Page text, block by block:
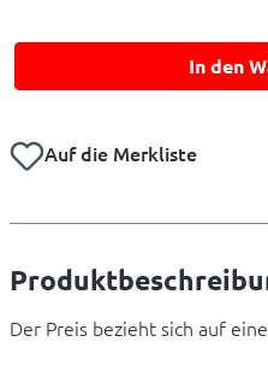
In den
Auf die Merkliste
Der Preis bezieht sich auf